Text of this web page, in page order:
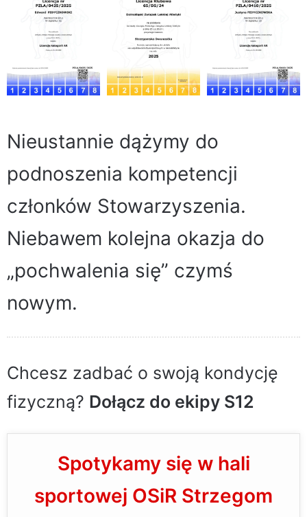
Nieustannie dążymy do
podnoszenia kompetencji
członków Stowarzyszenia.
Niebawem kolejna okazja do
„pochwalenia się” czymś
nowym.
Chcesz zadbać o swoją kondycję
fizyczną? Dołącz do ekipy S12
Spotykamy się w hali
sportowej OSiR Strzegom